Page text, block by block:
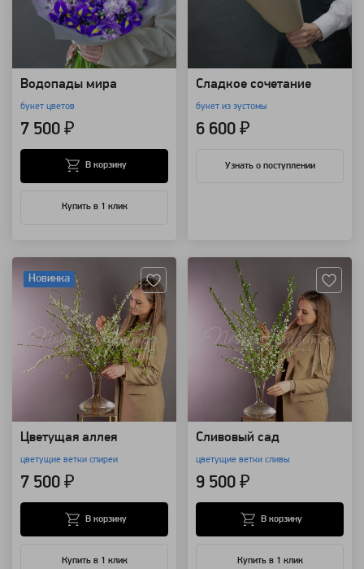
Водопады мира
букет цветов
7 500 ₽
Купить в 1 клик
В корзину
Сладкое сочетание
букет из эустомы
6 600 ₽
Узнать о поступлении
Новинка
Цветущая аллея
цветущие ветки спиреи
7 500 ₽
Купить в 1 клик
В корзину
Сливовый сад
цветущие ветки сливы
9 500 ₽
Купить в 1 клик
В корзину